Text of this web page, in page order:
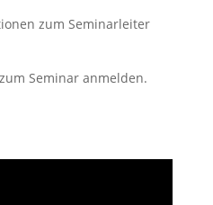
zum Seminarleiter
Seminar anmelden.